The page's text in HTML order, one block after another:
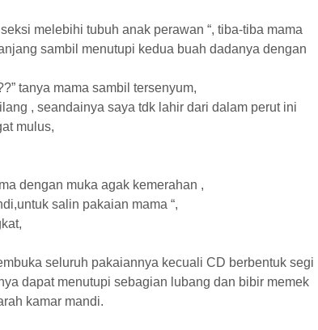
melebihi tubuh anak perawan “, tiba-tiba mama
sambil menutupi kedua buah dadanya dengan
tanya mama sambil tersenyum,
, seandainya saya tdk lahir dari dalam perut ini
mulus,
dengan muka agak kemerahan ,
salin pakaian mama “,
seluruh pakaiannya kecuali CD berbentuk segi
dapat menutupi sebagian lubang dan bibir memek
kamar mandi.